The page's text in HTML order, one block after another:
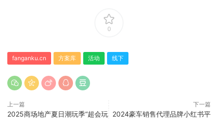
0
fanganku.cn 方案库 活动 线下
上一篇
2025商场地产夏日潮玩季“超会玩
下一篇
2024豪车销售代理品牌小红书平